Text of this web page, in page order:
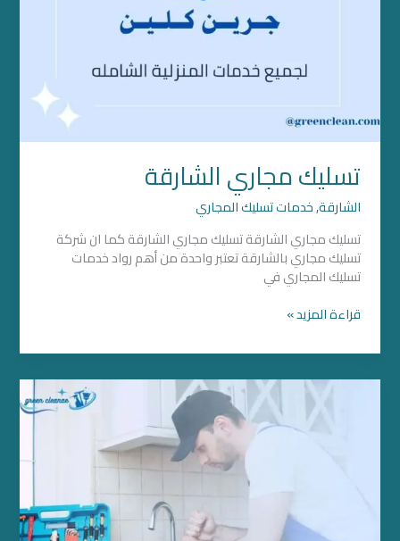
تسليك مجاري الشارقة
الشارقة,خدمات تسليك المجاري
تسليك مجاري الشارقة تسليك مجاري الشارقة كما ان شركة
تسليك مجاري بالشارقة تعتبر واحدة من أهم رواد خدمات
تسليك المجاري في
قراءة المزيد »